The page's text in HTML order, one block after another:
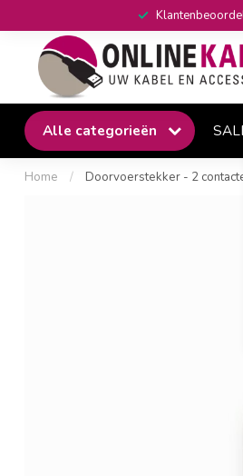
Alle categorieën
Home / Doorvoerstekker - 2